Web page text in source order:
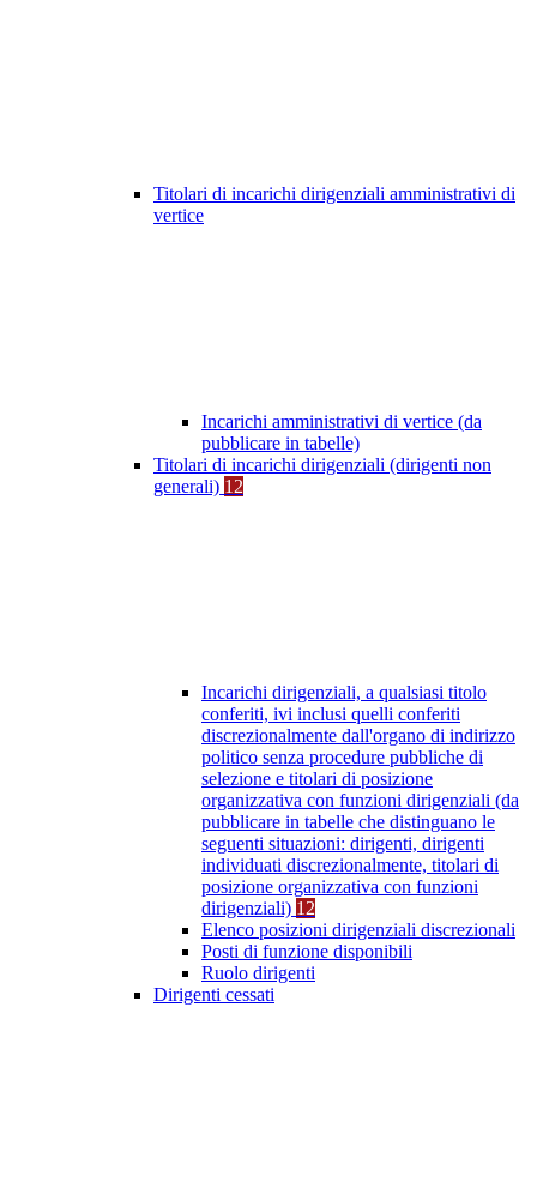
Titolari di incarichi dirigenziali amministrativi di
vertice
Incarichi amministrativi di vertice (da
pubblicare in tabelle)
Titolari di incarichi dirigenziali (dirigenti non
generali) 12
Incarichi dirigenziali, a qualsiasi titolo
conferiti, ivi inclusi quelli conferiti
discrezionalmente dall'organo di indirizzo
politico senza procedure pubbliche di
selezione e titolari di posizione
organizzativa con funzioni dirigenziali (da
pubblicare in tabelle che distinguano le
seguenti situazioni: dirigenti, dirigenti
individuati discrezionalmente, titolari di
posizione organizzativa con funzioni
dirigenziali) 12
Elenco posizioni dirigenziali discrezionali
Posti di funzione disponibili
Ruolo dirigenti
Dirigenti cessati